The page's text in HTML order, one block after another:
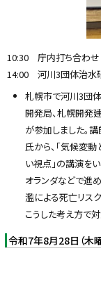
10:30 庁内打ち合わせ
14:00 河川3団体治水
札幌市で河川3団
開発局、札幌開発
が参加しました。
氏から、「気候変
い視点」の講演を
オランダなどで進
濫による死亡リス
こうした考え方で
令和7年8月28日（木